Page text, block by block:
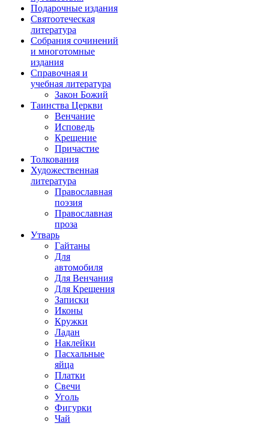
Подарочные издания
Святоотеческая
литература
Собрания сочинений
и многотомные
издания
Справочная и
учебная литература
Закон Божий
Таинства Церкви
Венчание
Исповедь
Крещение
Причастие
Толкования
Художественная
литература
Православная
поэзия
Православная
проза
Утварь
Гайтаны
Для
автомобиля
Для Венчания
Для Крещения
Записки
Иконы
Кружки
Ладан
Наклейки
Пасхальные
яйца
Платки
Свечи
Уголь
Фигурки
Чай